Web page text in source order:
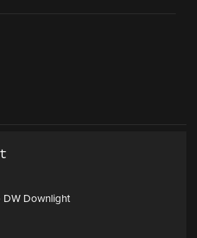
DW Downlight